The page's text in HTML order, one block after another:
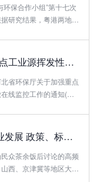
发布了由环保部清洁生
规划院大气部宁淼、全
点：一、VOCs治理
保合作小组”第十七次
研究结果，粤港两地为
大气中挥发性有机化合
测。2016年1月5日，广
飞鸟乐园到下午的环市
始终围城不退。■珠三
、林业护理及海洋资源
河北：关于加强重点工业源挥发性有机物排放在线监控工作的通知
省环保厅关于加强重点
线监控工作的通知(冀
气体报警器、臭氧检测
核心代理商，竭诚与
共谋VOCs监测产业发展 政策、标准、技术精准发力
众茶余饭后讨论的高频
西、京津冀等地区大气